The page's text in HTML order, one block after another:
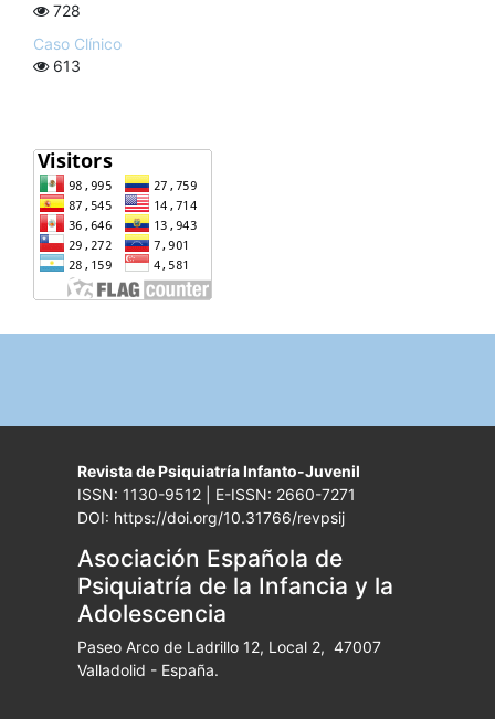
728
Caso Clínico
613
Revista de Psiquiatría Infanto-Juvenil
ISSN: 1130-9512 | E-ISSN: 2660-7271
DOI: https://doi.org/10.31766/revpsij
Asociación Española de
Psiquiatría de la Infancia y la
Adolescencia
Paseo Arco de Ladrillo 12, Local 2, 47007
Valladolid - España.